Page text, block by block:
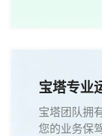
宝塔专业
宝塔团队拥
您的业务保